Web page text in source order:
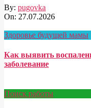
By: pugovka
On: 27.07.2026
Здоровье будущей мамы
Как выявить
заболевание
Поиск работы